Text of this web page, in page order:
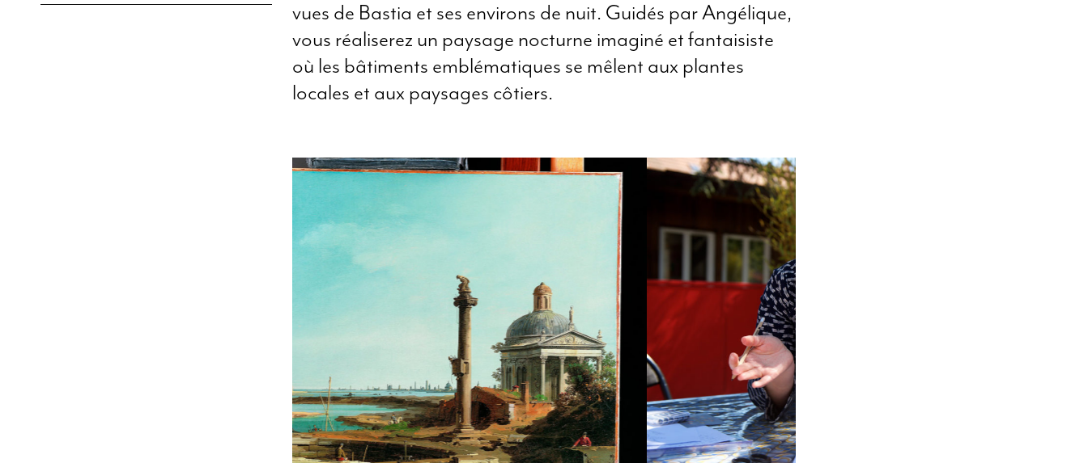
vues de Bastia et ses environs de nuit. Guidés par Angélique,
vous réaliserez un paysage nocturne imaginé et fantaisiste
où les bâtiments emblématiques se mêlent aux plantes
locales et aux paysages côtiers.